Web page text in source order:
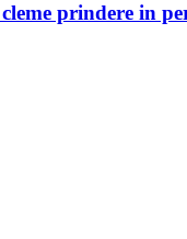
prindere in